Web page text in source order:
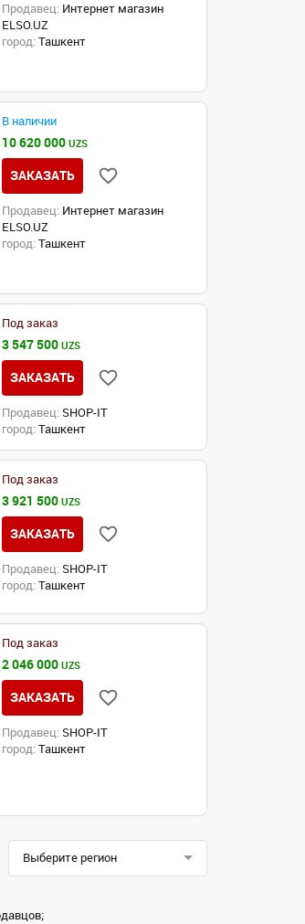
Продавец: Интернет магазин
ELSO.UZ
город: Ташкент
В наличии
10 620 000UZS
ЗАКАЗАТЬ
Продавец: Интернет магазин
ELSO.UZ
город: Ташкент
Под заказ
3 547 500UZS
ЗАКАЗАТЬ
Продавец: SHOP-IT
город: Ташкент
Под заказ
3 921 500UZS
ЗАКАЗАТЬ
Продавец: SHOP-IT
город: Ташкент
Под заказ
2 046 000UZS
ЗАКАЗАТЬ
Продавец: SHOP-IT
город: Ташкент
Выберите регион